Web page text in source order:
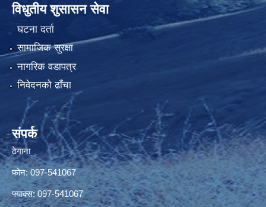
विधुतीय शुसासन सेवा
घटना दर्ता
सामाजिक सुरक्षा
नागरिक वडापत्र
निवेदनको ढाँचा
संपर्क
ठेगाना
फोन: 097-541067
फ्याक्स: 097-541067